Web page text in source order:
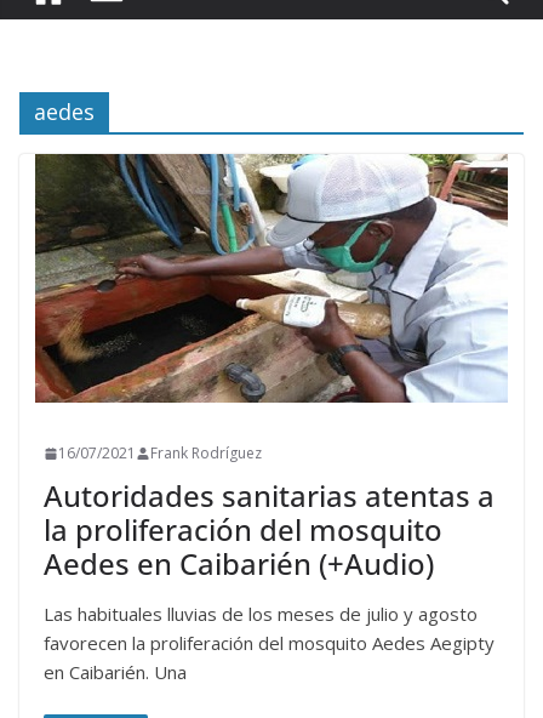
aedes
16/07/2021 Frank Rodríguez
Autoridades sanitarias atentas a
la proliferación del mosquito
Aedes en Caibarién (+Audio)
Las habituales lluvias de los meses de julio y agosto
favorecen la proliferación del mosquito Aedes Aegipty
en Caibarién. Una